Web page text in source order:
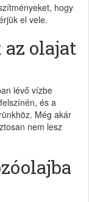
hogy
el vele.
az olajat
lévő vízbe
és a
Még akár
nem lesz